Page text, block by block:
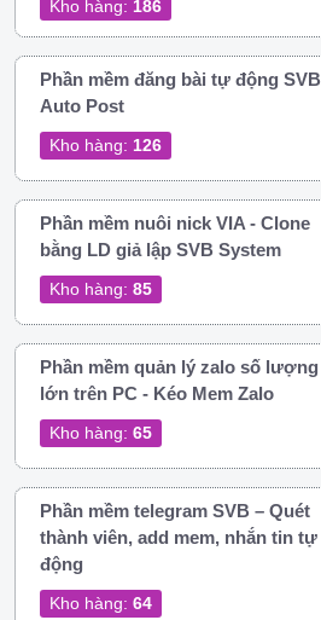
Kho hàng: 186
Phần mềm đăng bài tự động SVB
Auto Post
Kho hàng: 126
Phần mềm nuôi nick VIA - Clone
bằng LD giả lập SVB System
Kho hàng: 85
Phần mềm quản lý zalo số lượng
lớn trên PC - Kéo Mem Zalo
Kho hàng: 65
Phần mềm telegram SVB – Quét
thành viên, add mem, nhắn tin tự
động
Kho hàng: 64